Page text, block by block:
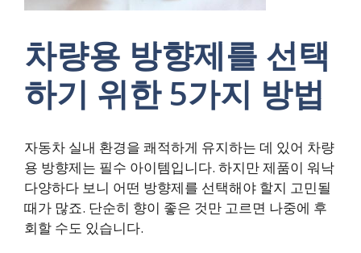
차량용 방향제를 선택
하기 위한 5가지 방법
자동차 실내 환경을 쾌적하게 유지하는 데 있어 차량
용 방향제는 필수 아이템입니다. 하지만 제품이 워낙
다양하다 보니 어떤 방향제를 선택해야 할지 고민될
때가 많죠. 단순히 향이 좋은 것만 고르면 나중에 후
회할 수도 있습니다.